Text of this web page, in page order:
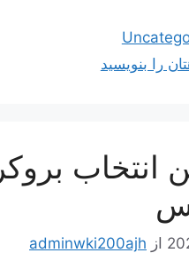
را بنویسید
انتخاب بروکر
از adminwki200ajh